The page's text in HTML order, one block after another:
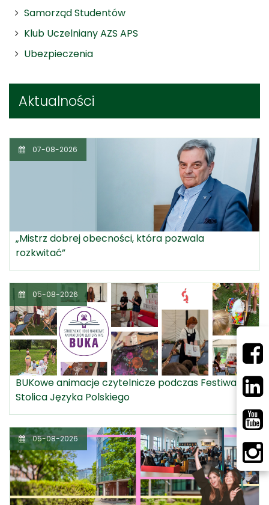
Samorząd Studentów
Klub Uczelniany AZS APS
Ubezpieczenia
Aktualności
07-08-2026
„Mistrz dobrej obecności, która pozwala
rozkwitać”
05-08-2026
BUKowe animacje czytelnicze podczas Festiwalu
Stolica Języka Polskiego
05-08-2026